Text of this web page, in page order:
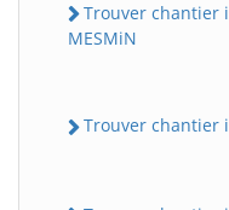
Trouver chantier
MESMiN
Trouver chantier